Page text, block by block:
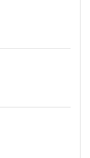
性皮疹
の違い
療法
療法